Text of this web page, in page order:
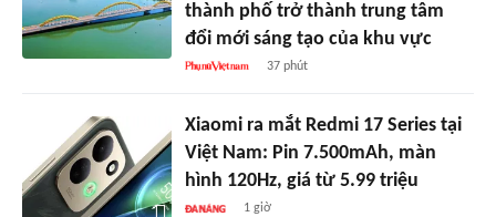
thành phố trở thành trung tâm
đổi mới sáng tạo của khu vực
37 phút
Xiaomi ra mắt Redmi 17 Series tại
Việt Nam: Pin 7.500mAh, màn
hình 120Hz, giá từ 5.99 triệu
1 giờ